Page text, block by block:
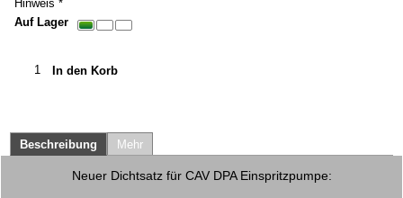
Hinweis *
Beschreibung Mehr